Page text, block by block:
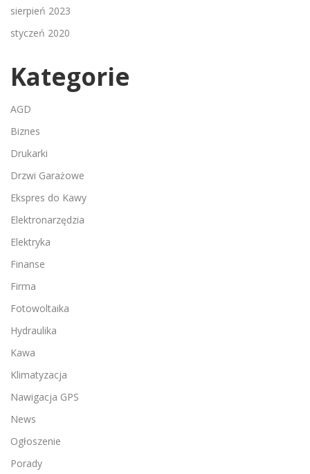
sierpień 2023
styczeń 2020
Kategorie
AGD
Biznes
Drukarki
Drzwi Garażowe
Ekspres do Kawy
Elektronarzędzia
Elektryka
Finanse
Firma
Fotowoltaika
Hydraulika
Kawa
Klimatyzacja
Nawigacja GPS
News
Ogłoszenie
Porady